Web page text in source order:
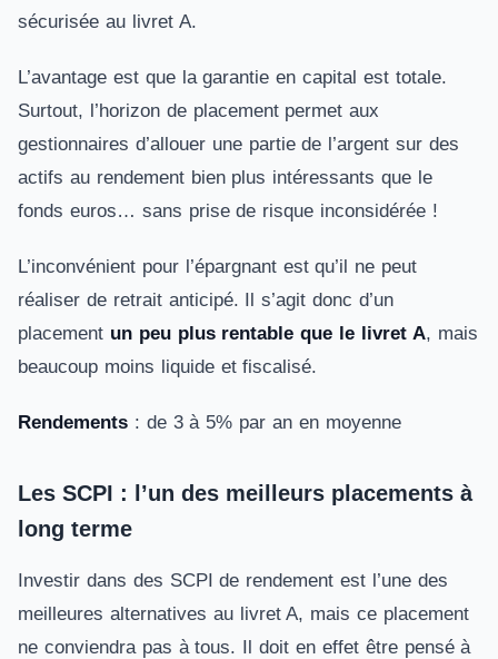
sécurisée au livret A.
L’avantage est que la garantie en capital est totale.
Surtout, l’horizon de placement permet aux
gestionnaires d’allouer une partie de l’argent sur des
actifs au rendement bien plus intéressants que le
fonds euros… sans prise de risque inconsidérée !
L’inconvénient pour l’épargnant est qu’il ne peut
réaliser de retrait anticipé. Il s’agit donc d’un
placement un peu plus rentable que le livret A, mais
beaucoup moins liquide et fiscalisé.
Rendements : de 3 à 5% par an en moyenne
Les SCPI : l’un des meilleurs placements à
long terme
Investir dans des SCPI de rendement est l’une des
meilleures alternatives au livret A, mais ce placement
ne conviendra pas à tous. Il doit en effet être pensé à